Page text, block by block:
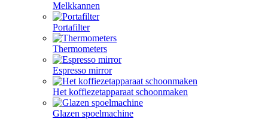
Melkkannen
Portafilter
Thermometers
Espresso mirror
Het koffiezetapparaat schoonmaken
Glazen spoelmachine